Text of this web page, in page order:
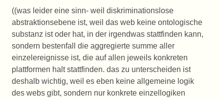
((was leider eine sinn- weil diskriminationslose
abstraktionsebene ist, weil das web keine ontologische
substanz ist oder hat, in der irgendwas stattfinden kann,
sondern bestenfall die aggregierte summe aller
einzelereignisse ist, die auf allen jeweils konkreten
plattformen halt stattfinden. das zu unterscheiden ist
deshalb wichtig, weil es eben keine allgemeine logik
des webs gibt, sondern nur konkrete einzellogiken